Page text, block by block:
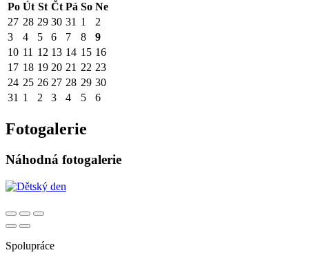
Po Út St Čt Pá So Ne
27 28 29 30 31 1
2
3
4 5 6 7 8
9
10 11 12 13 14 15 16
17 18 19 20 21 22 23
24 25 26 27 28 29 30
31 1 2 3 4 5 6
Fotogalerie
Náhodná fotogalerie
Spolupráce